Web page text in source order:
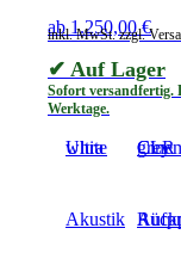
ab1.250,00€
inkl. MwSt. zzgl.
✔ Auf Lager
Sofort versandfertig.
Werktage.
Ultra white Cinema grey CLR
Akustik Aufpro-